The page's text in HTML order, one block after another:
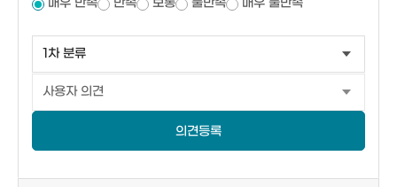
매우 만족 만족 보통 불만족 매우 불만족
의견등록